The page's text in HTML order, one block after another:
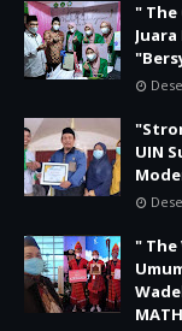
" The
UIN
" The